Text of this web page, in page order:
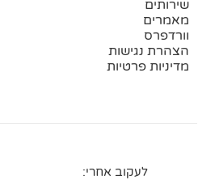
שירותים
מאמרים
וורדפרס
הצהרת נגישות
מדיניות פרטיות
לעקוב אחרי: